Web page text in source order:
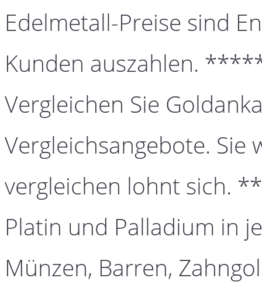
Edelmetall-Preise sind
Kunden auszahlen.
Vergleichen Sie
Vergleichsangebote. Sie
vergleichen lohnt sich.
Platin und Palladium in
Münzen, Barren,